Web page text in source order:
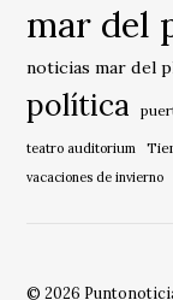
mar del
noticias mar del
política
teatro auditorium
vacaciones de invierno
© 2026